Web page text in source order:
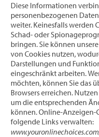
Diese Informationen
personenbezogenen
weiter. Keinesfalls werden
Schad- oder
bringen. Sie können
von Cookies nutzen,
Darstellungen und
eingeschränkt arbeiten.
möchten, können Sie das
Browsers erreichen.
um die entsprechenden
können. Online-Anzeigen-
folgende Links verwalten: